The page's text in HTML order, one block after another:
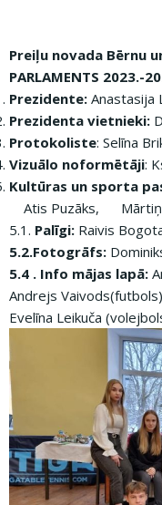
Preiļu novada Bērnu
PARLAMENTS 2023.-
Prezidente: Anastasija
Prezidenta vietnieki:
Protokoliste: Selīna
Vizuālo noformētāji:
Kultūras un sporta
Atis Puzāks,
5.1. Palīgi: Raivis
5.2.Fotogrāfs:
5.4 . Info mājas lapā:
Andrejs
Evelīna Leikuča